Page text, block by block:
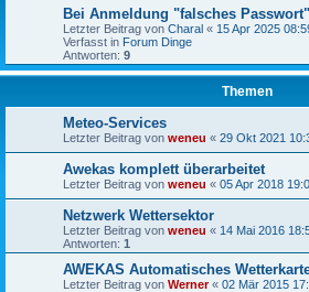
Bei Anmeldung "falsches Passwort"
Letzter Beitrag von Charal « 15 Apr 2025
Verfasst in Forum Dinge
Antworten: 9
Themen
Meteo-Services
Letzter Beitrag von weneu « 29 Okt 2021
Awekas komplett überarbeitet
Letzter Beitrag von weneu « 05 Apr 2018
Netzwerk Wettersektor
Letzter Beitrag von weneu « 14 Mai 2016
Antworten: 1
AWEKAS Automatisches
Letzter Beitrag von Werner« 02 Mär 2015